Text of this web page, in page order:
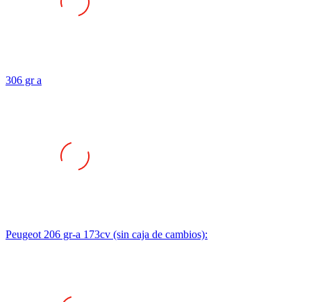
306 gr a
Peugeot 206 gr-a 173cv (sin caja de cambios):